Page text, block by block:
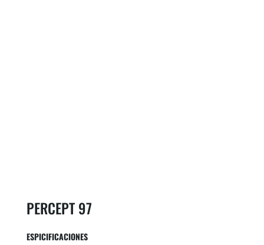
PERCEPT 97
ESPICIFICACIONES